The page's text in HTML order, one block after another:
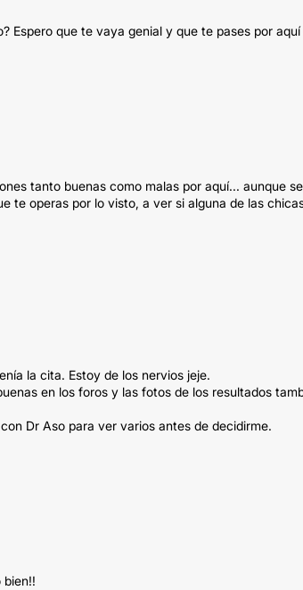
Espero que te vaya genial y que te pases por
tanto buenas como malas por aquí... aunque
te operas por lo visto, a ver si alguna de las
la cita. Estoy de los nervios jeje.
en los foros y las fotos de los resultados
Dr Aso para ver varios antes de decidirme.
bien!!